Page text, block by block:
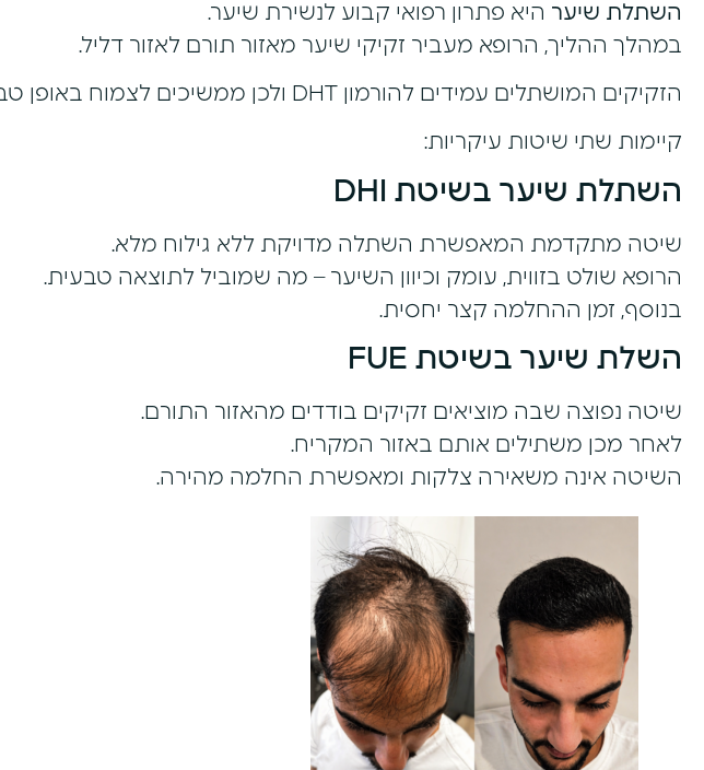
השתלת שיער היא פתרון רפואי קבוע לנשירת שיער.
במהלך ההליך, הרופא מעביר זקיקי שיער מאזור תורם לאזור דליל.
הזקיקים המושתלים עמידים להורמון DHT ולכן ממשיכים לצמוח באופן טבעי.
קיימות שתי שיטות עיקריות:
השתלת שיער בשיטת DHI
שיטה מתקדמת המאפשרת השתלה מדויקת ללא גילוח מלא.
הרופא שולט בזווית, עומק וכיוון השיער – מה שמוביל לתוצאה טבעית.
בנוסף, זמן ההחלמה קצר יחסית.
השלת שיער בשיטת FUE
שיטה נפוצה שבה מוציאים זקיקים בודדים מהאזור התורם.
לאחר מכן משתילים אותם באזור המקריח.
השיטה אינה משאירה צלקות ומאפשרת החלמה מהירה.